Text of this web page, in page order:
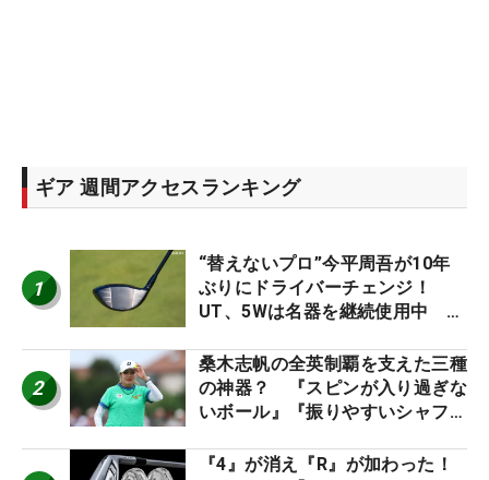
ギア 週間アクセスランキング
1
“替えないプロ”今平周吾が10年
ぶりにドライバーチェンジ！
UT、5Wは名器を継続使用中 #
2
桑木志帆の全英制覇を支えた三種
の神器？ 『スピンが入り過ぎな
いボール』『振りやすいシャフ
ー』 #女子プロセッティング
『4』が消え『R』が加わった！